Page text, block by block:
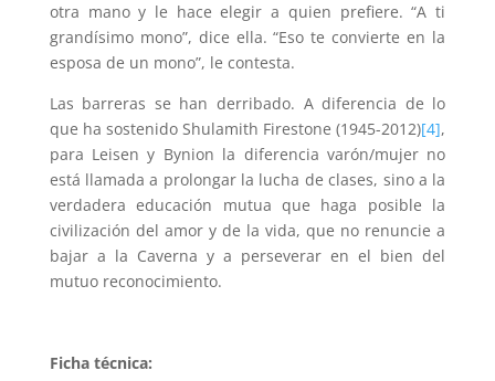
otra mano y le hace elegir a quien prefiere. “A ti
grandísimo mono”, dice ella. “Eso te convierte en la
esposa de un mono”, le contesta.
Las barreras se han derribado. A diferencia de lo
que ha sostenido Shulamith Firestone (1945-2012)[4],
para Leisen y Bynion la diferencia varón/mujer no
está llamada a prolongar la lucha de clases, sino a la
verdadera educación mutua que haga posible la
civilización del amor y de la vida, que no renuncie a
bajar a la Caverna y a perseverar en el bien del
mutuo reconocimiento.
Ficha técnica: